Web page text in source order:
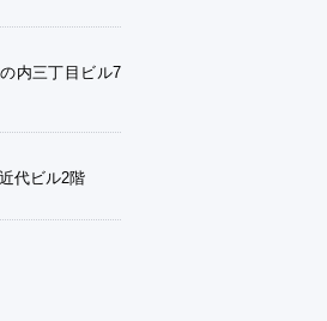
内三丁目ビル7
代ビル2階